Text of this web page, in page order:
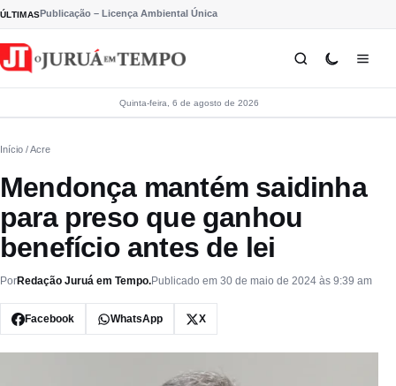
Pular para o conteúdo
ÚLTIMASPublicação – Licença Ambiental Única
Quinta-feira, 6 de agosto de 2026
Início / Acre
Mendonça mantém saidinha
para preso que ganhou
benefício antes de lei
PorRedação Juruá em Tempo.Publicado em 30 de maio de 2024 às 9:39 am
Facebook WhatsApp X